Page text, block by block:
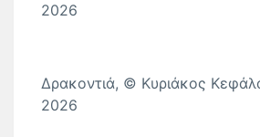
2026
Δρακοντιά, © Κυριάκος
2026